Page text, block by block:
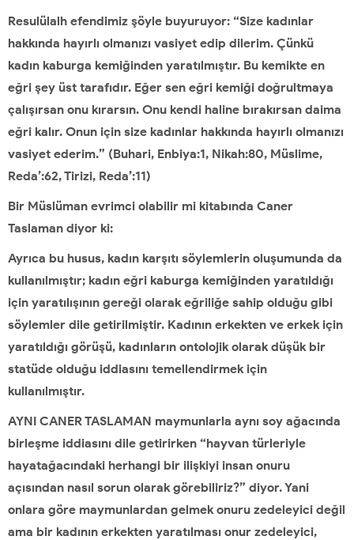
Resulülalh efendimiz şöyle buyuruyor: “Size kadınlar
hakkında hayırlı olmanızı vasiyet edip dilerim. Çünkü
kadın kaburga kemiğinden yaratılmıştır. Bu kemikte en
eğri şey üst tarafıdır. Eğer sen eğri kemiği doğrultmaya
çalışırsan onu kırarsın. Onu kendi haline bırakırsan daima
eğri kalır. Onun için size kadınlar hakkında hayırlı olmanızı
vasiyet ederim.” (Buhari, Enbiya:1, Nikah:80, Müslime,
Reda’:62, Tirizi, Reda’:11)
Bir Müslüman evrimci olabilir mi kitabında Caner
Taslaman diyor ki:
Ayrıca bu husus, kadın karşıtı söylemlerin oluşumunda da
kullanılmıştır; kadın eğri kaburga kemiğinden yaratıldığı
için yaratılışının gereği olarak eğriliğe sahip olduğu gibi
söylemler dile getirilmiştir. Kadının erkekten ve erkek için
yaratıldığı görüşü, kadınların ontolojik olarak düşük bir
statüde olduğu iddiasını temellendirmek için
kullanılmıştır.
AYNI CANER TASLAMAN maymunlarla aynı soy ağacında
birleşme iddiasını dile getirirken “hayvan türleriyle
hayatağacındaki herhangi bir ilişkiyi insan onuru
açısından nasıl sorun olarak görebiliriz?” diyor. Yani
onlara göre maymunlardan gelmek onuru zedeleyici değil
ama bir kadının erkekten yaratılması onur zedeleyici,